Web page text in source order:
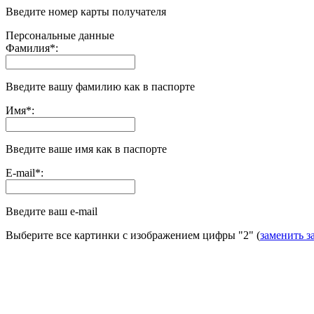
Введите номер карты получателя
Персональные данные
Фамилия*:
Введите вашу фамилию как в паспорте
Имя*:
Введите ваше имя как в паспорте
E-mail*:
Введите ваш e-mail
Выберите все картинки с изображением цифры "2" (заменить